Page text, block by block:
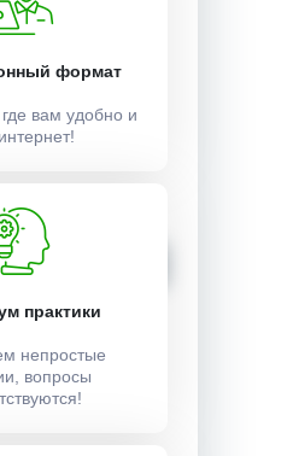
формат
вам удобно и
практики
непростые
вопросы